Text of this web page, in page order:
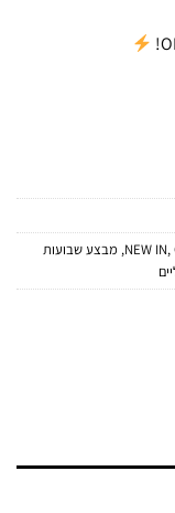
NEW IN,
, מבצע שבועות